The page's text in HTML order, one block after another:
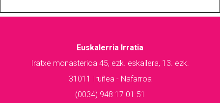
Euskalerria Irratia
Iratxe monasterioa 45, ezk. eskailera, 13. ezk.
31011 Iruñea - Nafarroa
(0034) 948 17 01 51